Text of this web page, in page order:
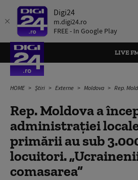
Digi24
m.digi24.ro
FREE - In Google Play
LIVE
HOME Știri Externe Moldova Rep. Moldova a început
Rep. Moldova a
administraţiei
primării au sub
locuitori.
comasarea”